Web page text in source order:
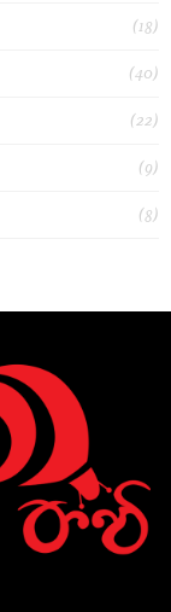
(18)
(40)
(22)
(9)
(8)